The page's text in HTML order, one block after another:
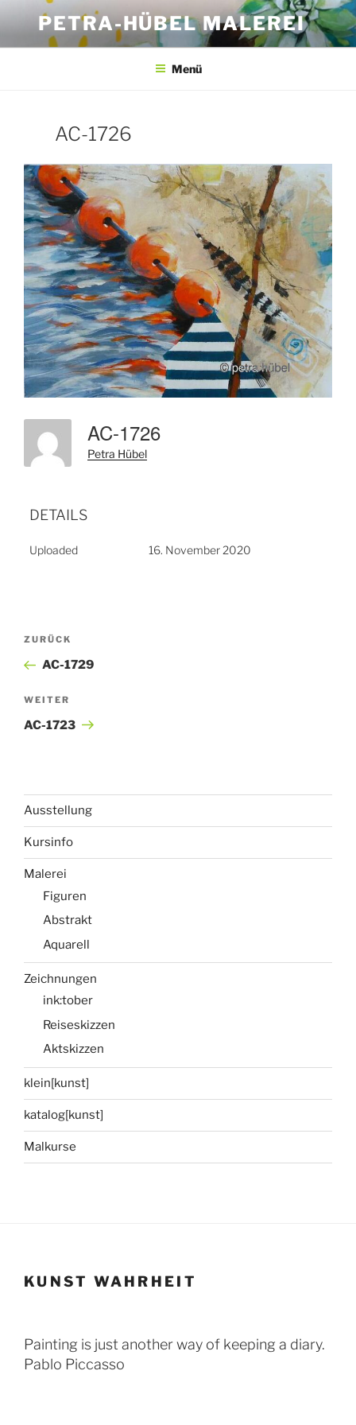
springen
PETRA-HÜBEL MALEREI
Menü
AC-1726
AC-1726
Petra Hübel
DETAILS
Uploaded 16. November 2020
Beitragsnavigation
Vorheriger
Beitrag
ZURÜCK
AC-1729
Nächster
Beitrag
WEITER
AC-1723
Ausstellung
Kursinfo
Malerei
Figuren
Abstrakt
Aquarell
Zeichnungen
ink:tober
Reiseskizzen
Aktskizzen
klein[kunst]
katalog[kunst]
Malkurse
KUNST WAHRHEIT
Painting is just another way of keeping a diary.
Pablo Piccasso